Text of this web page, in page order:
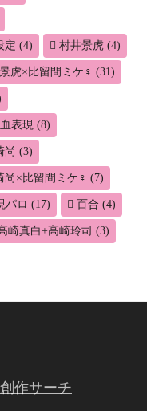
定 (4) 村井景虎 (4)
虎×比留間ミケ♀ (31)
表現 (8)
尚 (3)
尚×比留間ミケ♀ (7)
パロ (17) 百合 (4)
崎真白+高崎玲司 (3)
創作サーチ